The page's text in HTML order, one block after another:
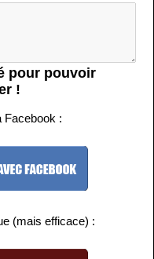
pour pouvoir
!
Facebook :
(mais efficace) :